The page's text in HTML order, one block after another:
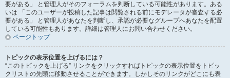
要がある」 と管理人がそのフォーラムを判断している可能性があります。ある
いは 「このユーザーが投稿した記事は閲覧される前にモデレータが審査する必
要がある」 と管理人があなたを判断し、承認が必要なグループへあなたを配置
している可能性もあります。詳細は管理人にお問い合わせください。
ページトップ
トピックの表示位置を上げるには？
“このトピックを上げる” リンクをクリックすればトピックの表示位置をトピッ
クリストの先頭に移動させることができます。しかしそのリンクがどこにも表